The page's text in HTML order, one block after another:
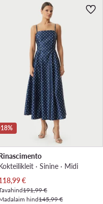
· Sinine · Midi
hind
€
191,99 €
hind145,99 €